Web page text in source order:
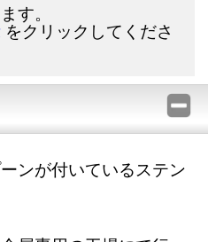
す。
をクリックしてくださ
ンが付いているステン